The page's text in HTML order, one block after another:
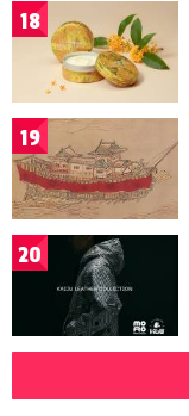
18
19
20